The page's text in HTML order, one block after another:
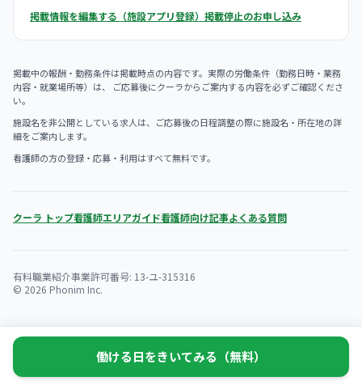
掲載情報を編集する（施設アプリ登録） 掲載停止のお申し込み
掲載中の報酬・勤務条件は掲載時点の内容です。実際の労働条件（勤務日時・業務
内容・就業場所等）は、 ご応募後にクーラからご案内する内容を必ずご確認くださ
い。
施設名を非公開としている求人は、ご応募後の日程調整の際に施設名・所在地の詳
細をご案内します。
看護師の方の登録・応募・利用はすべて無料です。
クーラ トップ看護師エリアガイド看護師向け記事よくある質問
有料職業紹介事業許可番号: 13-ユ-315316
© 2026 Phonim Inc.
働ける日をきいてみる（無料）